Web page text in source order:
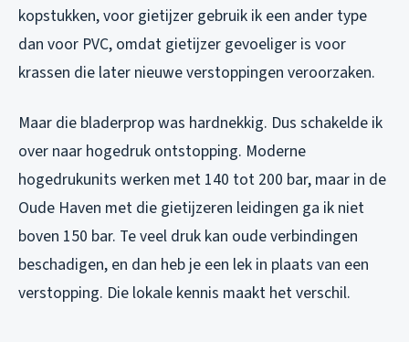
kopstukken, voor gietijzer gebruik ik een ander type
dan voor PVC, omdat gietijzer gevoeliger is voor
krassen die later nieuwe verstoppingen veroorzaken.
Maar die bladerprop was hardnekkig. Dus schakelde ik
over naar hogedruk ontstopping. Moderne
hogedrukunits werken met 140 tot 200 bar, maar in de
Oude Haven met die gietijzeren leidingen ga ik niet
boven 150 bar. Te veel druk kan oude verbindingen
beschadigen, en dan heb je een lek in plaats van een
verstopping. Die lokale kennis maakt het verschil.